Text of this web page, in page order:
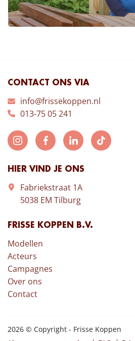
CONTACT ONS VIA
info@frissekoppen.nl
013-75 05 241
HIER VIND JE ONS
Fabriekstraat 1A
5038 EM Tilburg
FRISSE KOPPEN B.V.
Modellen
Acteurs
Campagnes
Over ons
Contact
2026 © Copyright - Frisse Koppen